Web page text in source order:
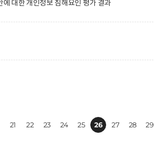
에 대한 개인정보 침해요인 평가 결과
21 22 23 24 25 26 27 28 29